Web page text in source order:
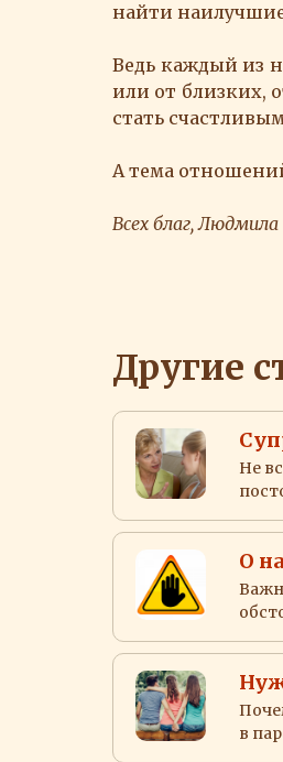
найти
Ведь каждый из
или от близких,
стать
А тема
Всех благ, Людмила
Другие
Не
О
в